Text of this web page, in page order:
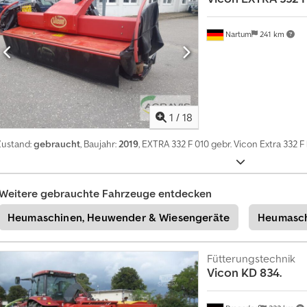
r
+
9
8
9
5
1 / 18
Nartum 241 km
gebraucht, Baujahr:2019, EXTRA 332 F 010 gebr. Vicon Extra 332
gebrauchte Fahrzeuge entdecken
Heumaschinen, Heuwender & Wiesengeräte
Fütterungstechnik
Vicon KD 834.